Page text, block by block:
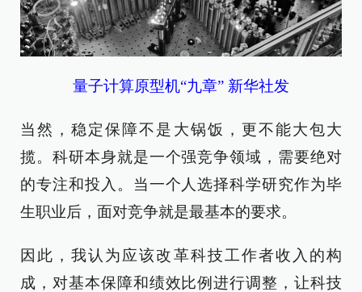
量子计算原型机“九章” 新华社发
当然，稳定保障不是大锅饭，更不能大包大
揽。科研本身就是一个强竞争领域，需要绝对
的专注和投入。当一个人选择科学研究作为毕
生职业后，面对竞争就是最基本的要求。
因此，我认为应该改革科技工作者收入的构
成，对基本保障和绩效比例进行调整，让科技